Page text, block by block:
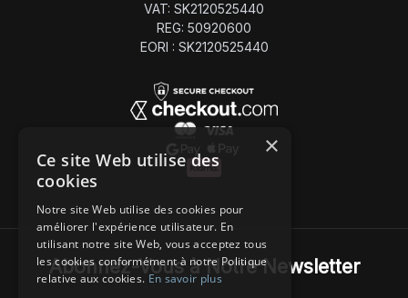
VAT: SK2120525440
REG: 50920600
EORI : SK2120525440
Abonnez-Vous à Notre Newsletter
×
Ce site Web utilise des
cookies
Notre site Web utilise des cookies pour
améliorer l'expérience utilisateur. En
utilisant notre site Web, vous acceptez tous
les cookies conformément à notre Politique
relative aux cookies.En savoir plus